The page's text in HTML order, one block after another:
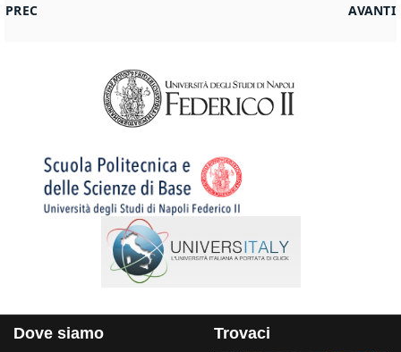
ARTICOLO PRECEDENTE: PARTECIPAZIONE A CENTRI DI
PREC AVANTI
Dove siamo Trovaci